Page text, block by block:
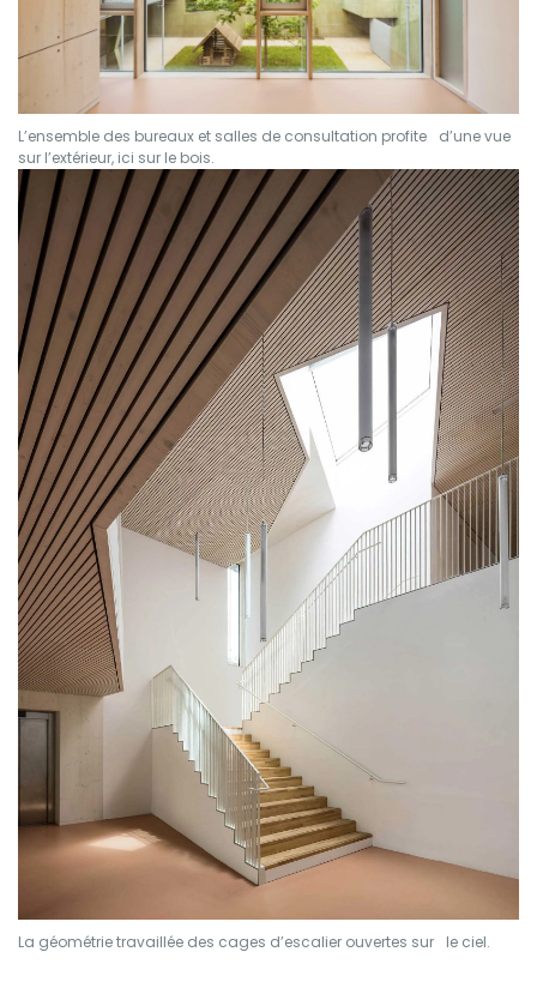
L’ensemble des bureaux et salles de consultation profite d’une vue
sur l’extérieur, ici sur le bois.
La géométrie travaillée des cages d’escalier ouvertes sur le ciel.